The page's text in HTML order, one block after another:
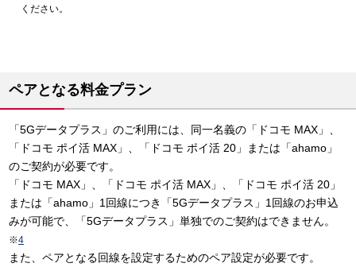
ください。
ペアとなる料金プラン
「5Gデータプラス」のご利用には、同一名義の「ドコモ MAX」、
「ドコモ ポイ活 MAX」、「ドコモ ポイ活 20」または「ahamo」
のご契約が必要です。
「ドコモ MAX」、「ドコモ ポイ活 MAX」、「ドコモ ポイ活 20」
または「ahamo」1回線につき「5Gデータプラス」1回線のお申込
みが可能で、「5Gデータプラス」単独でのご契約はできません。
※4
また、ペアとなる回線を設定するためのペア設定が必要です。